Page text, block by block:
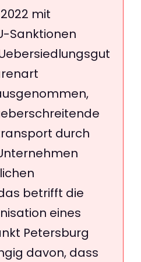
mit
Sanktionen
durch
betrifft die
eines
Petersburg
davon, dass